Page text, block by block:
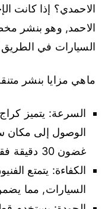
الاحمدي؟ إذا كانت
الاحمد, وهو بنشر
السيارات في
ماهي مزايا بنشر
السرعة: يتميز
الوصول إلى مكان
غضون 30 دقيقة فقط من طلب الخدمة.
الكفاءة: يتمتع
السيارات, مما